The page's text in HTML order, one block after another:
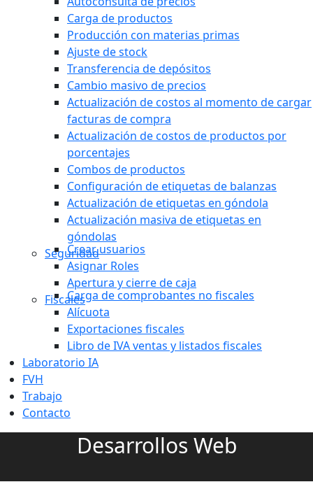
Carga de productos
Producción con materias primas
Ajuste de stock
Transferencia de depósitos
Cambio masivo de precios
Actualización de costos al momento de cargar
facturas de compra
Actualización de costos de productos por
porcentajes
Combos de productos
Configuración de etiquetas de balanzas
Actualización de etiquetas en góndola
Actualización masiva de etiquetas en
góndolas
Seguridad
Crear usuarios
Asignar Roles
Apertura y cierre de caja
FiscalesCarga de comprobantes no fiscales
Alícuota
Exportaciones fiscales
Libro de IVA ventas y listados fiscales
Laboratorio IA
FVH
Trabajo
Contacto
Desarrollos Web